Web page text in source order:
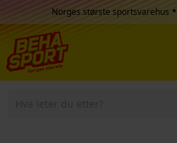
Hopp til innholdNorges største sportsvarehus •